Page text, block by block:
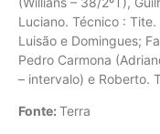
Luciano. Técnico :
Luisão e Domingues;
Pedro Carmona
– intervalo) e Roberto.
Fonte: Terra